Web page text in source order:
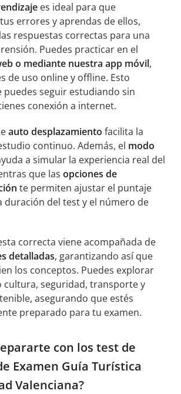
es ideal para que
errores y aprendas de ellos,
respuestas correctas para una
Puedes practicar en el
o mediante nuestra app móvil,
de uso online y offline. Esto
puedes seguir estudiando sin
conexión a internet.
auto desplazamiento facilita la
continuo. Además, el modo
a simular la experiencia real del
que las opciones de
te permiten ajustar el puntaje
duración del test y el número de
correcta viene acompañada de
detalladas, garantizando así que
los conceptos. Puedes explorar
cultura, seguridad, transporte y
asegurando que estés
preparado para tu examen.
con los test de
Examen Guía Turística
Valenciana?